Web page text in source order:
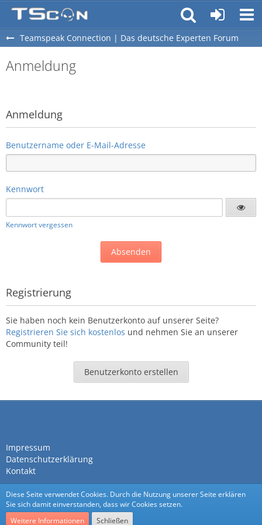
Teamspeak Connection | Das deutsche Experten Forum
Anmeldung
Anmeldung
Benutzername oder E-Mail-Adresse
Kennwort
Kennwort vergessen
Registrierung
Sie haben noch kein Benutzerkonto auf unserer Seite?
Registrieren Sie sich kostenlos und nehmen Sie an unserer
Community teil!
Benutzerkonto erstellen
Impressum
Datenschutzerklärung
Kontakt
Diese Seite verwendet Cookies. Durch die Nutzung unserer Seite erklären
Sie sich damit einverstanden, dass wir Cookies setzen.
Weitere Informationen
Schließen